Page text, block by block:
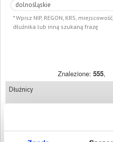
Wpisz NIP, REGON, KRS,
dłużnika lub inną szukaną frazę
Znalezione: 555,
Dłużnicy
B8 INDUSTRY